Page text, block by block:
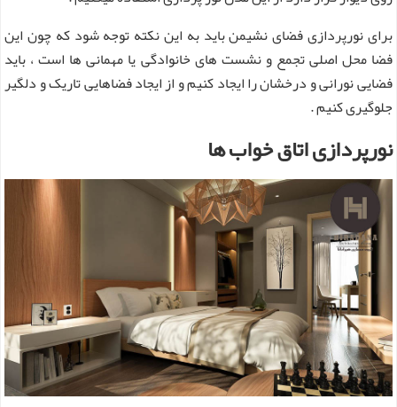
برای نورپردازی فضای نشیمن باید به این نکته توجه شود که چون این
فضا محل اصلی تجمع و نشست های خانوادگی یا مهمانی ها است ، باید
فضایی نورانی و درخشان را ایجاد کنیم و از ایجاد فضاهایی تاریک و دلگیر
جلوگیری کنیم .
نورپردازی اتاق خواب ها